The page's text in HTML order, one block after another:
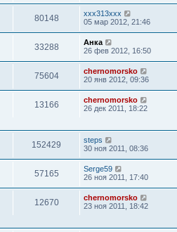
80148
xxx313xxx
05 мар 2012, 21:46
33288
Анка
26 фев 2012, 16:50
75604
chernomorsko
20 янв 2012, 09:36
13166
chernomorsko
26 дек 2011, 18:22
152429
steps
30 ноя 2011, 08:36
57165
Serge59
26 ноя 2011, 17:40
12670
chernomorsko
23 ноя 2011, 18:42